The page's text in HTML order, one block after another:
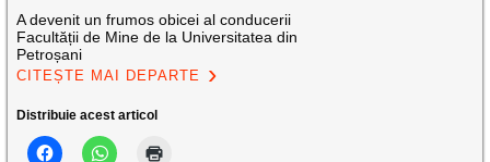
A devenit un frumos obicei al conducerii
Facultății de Mine de la Universitatea din
Petroșani
CITEȘTE MAI DEPARTE
Distribuie acest articol